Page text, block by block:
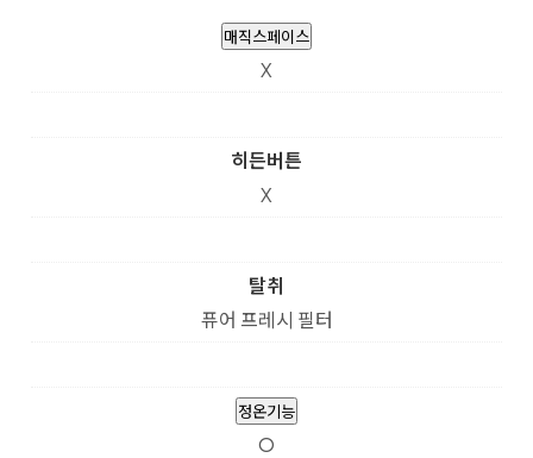
매직스페이스
X
히든버튼
X
탈취
퓨어 프레시 필터
정온기능
O